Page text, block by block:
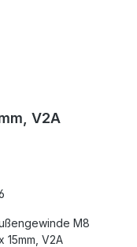
V2A
M8
15mm, V2A